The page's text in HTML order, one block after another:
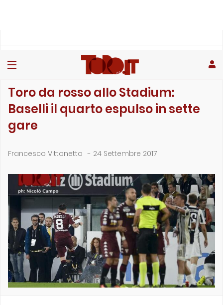
Toro da rosso allo Stadium:
Baselli il quarto espulso in sette
gare
Francesco Vittonetto - 24 Settembre 2017